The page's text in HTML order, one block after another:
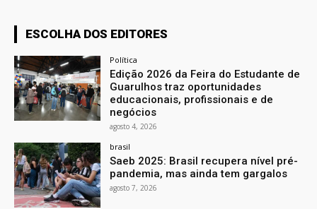
ESCOLHA DOS EDITORES
Política
Edição 2026 da Feira do Estudante de
Guarulhos traz oportunidades
educacionais, profissionais e de
negócios
agosto 4, 2026
brasil
Saeb 2025: Brasil recupera nível pré-
pandemia, mas ainda tem gargalos
agosto 7, 2026